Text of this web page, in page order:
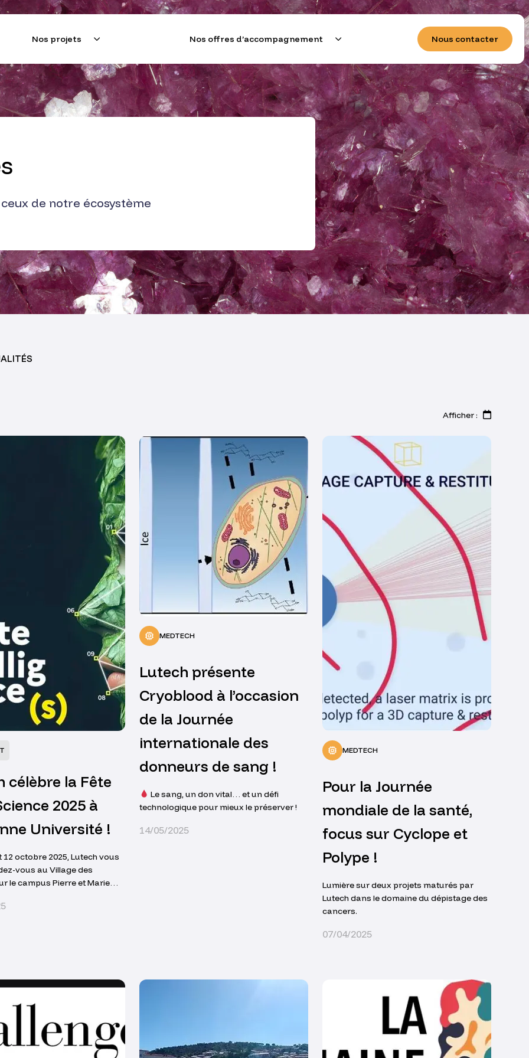
Nos projets Nos offres d’accompagnement Nous contacter
de notre écosystème
Afficher :
célèbre la Fête
2025 à
Université !
12 octobre 2025, Lutech vous
vous au Village des
le campus Pierre et Marie
la 34e édition de la Fête de la
MEDTECH
Lutech présente
Cryoblood à l’occasion
de la Journée
internationale des
donneurs de sang !
Le sang, un don vital… et un défi
technologique pour mieux le préserver !
14/05/2025
MEDTECH
Pour la Journée
mondiale de la santé,
focus sur Cyclope et
Polype !
Lumière sur deux projets maturés par
Lutech dans le domaine du dépistage des
cancers.
07/04/2025